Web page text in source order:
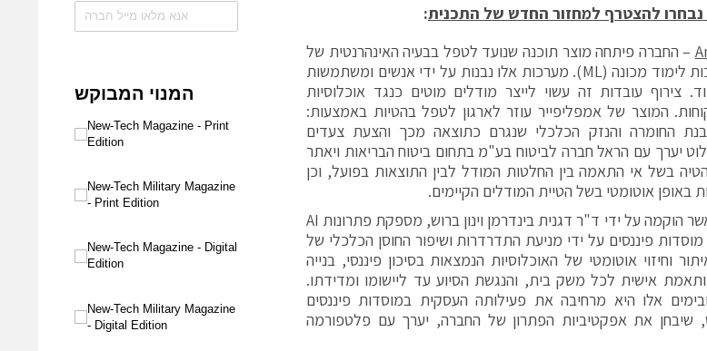
להצטרף למחזור החדש של התכנית:
– החברה פיתחה מוצר תוכנה שנועד לטפל בבעיה האינהרנטית של
הטיית מודלים על ידי מערכות לימוד מכונה (ML). מערכות אלו נבנות על ידי אנשים ומשתמשות
צירוף עובדות זה עשוי לייצר מודלים מוטים כנגד אוכלוסיות
המוצר של אמפליפייר עוזר לארגון לטפל בהטיות באמצעות:
החומרה והנזק הכלכלי שנגרם כתוצאה מכך והצעת צעדים
יערך עם הראל חברה לביטוח בע"מ בתחום ביטוח הבריאות ויאתר
בשל אי התאמה בין החלטות המודל לבין התוצאות בפועל, וכן
באופן אוטומטי בשל הטיית המודלים הקיימים.
– החברה, אשר הוקמה על ידי ד"ר דגנית בינדרמן וינון ברוש, מספקת פתרונות AI
פיננסים על ידי מניעת התדרדרות ושיפור החוסן הכלכלי של
וחיזוי אוטומטי של האוכלוסיות הנמצאות בסיכון פיננסי, בנייה
אישית לכל משק בית, והנגשת הסיוע עד ליישומו ומדידתו.
אלו היא מרחיבה את פעילותה העסקית במוסדות פיננסים
שיבחן את אפקטיביות הפתרון של החברה, יערך עם פלטפורמה